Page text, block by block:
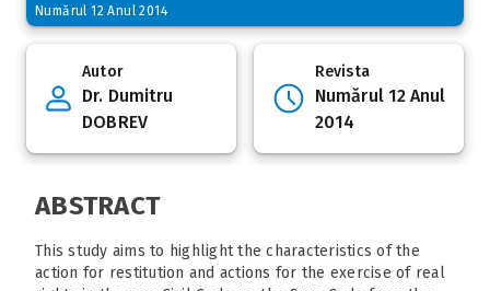
Numărul 12 Anul 2014
Autor
Dr. Dumitru
DOBREV
Revista
Numărul 12 Anul
2014
ABSTRACT
This study aims to highlight the characteristics of the
action for restitution and actions for the exercise of real